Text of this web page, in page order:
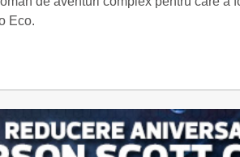
Eco.